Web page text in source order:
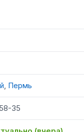
, Пермь
35